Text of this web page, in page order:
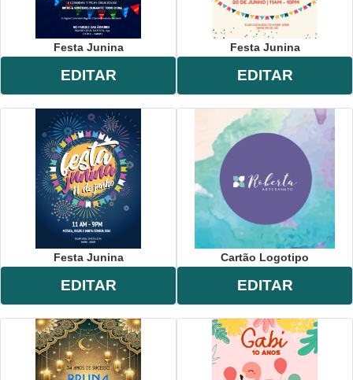
Festa Junina
EDITAR
Festa Junina
EDITAR
Festa Junina
EDITAR
Cartão Logotipo
EDITAR